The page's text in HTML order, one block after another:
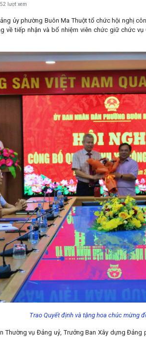
lượt xem
ủy phường Buôn Ma Thuột tổ chức hội nghị
về tiếp nhận và bổ nhiệm viên chức giữ chức
Trao Quyết định và tặng hoa chúc mừng
Thường vụ Đảng uỷ, Trưởng Ban Xây dựng